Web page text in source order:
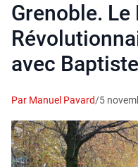
Grenoble. Le
avec
Par Manuel Pavard/5